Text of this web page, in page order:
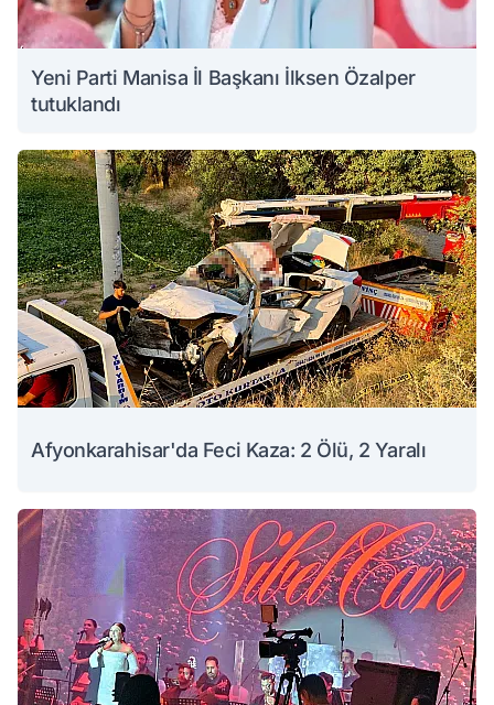
Yeni Parti Manisa İl Başkanı İlksen Özalper
tutuklandı
Afyonkarahisar'da Feci Kaza: 2 Ölü, 2 Yaralı